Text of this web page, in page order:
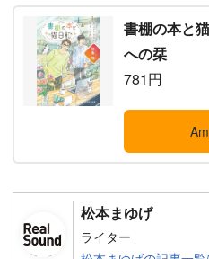
書棚の本と
への栞
781円
松本まゆげ
ライター